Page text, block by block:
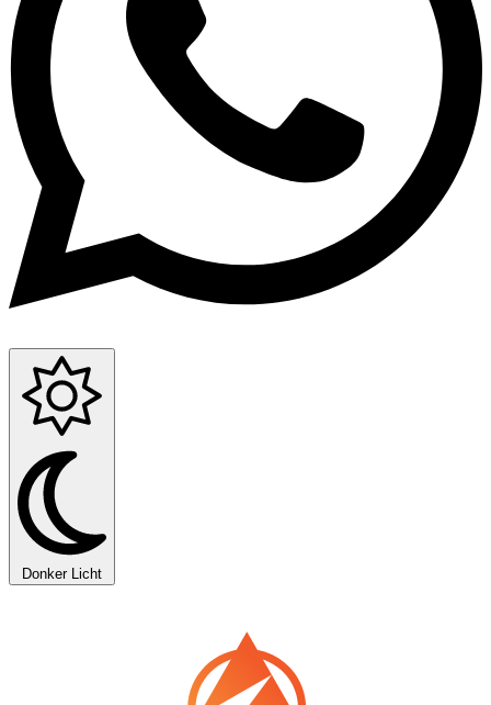
Donker Licht